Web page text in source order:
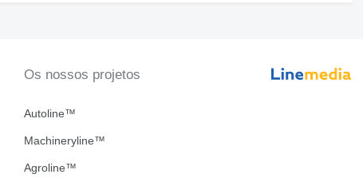
Os nossos projetos
Autoline™
Machineryline™
Agroline™